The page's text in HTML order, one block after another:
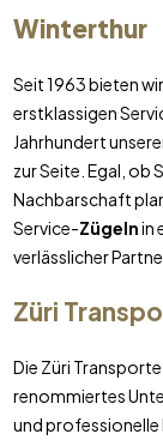
Winterthur
Seit 1963 bieten
erstklassigen
Jahrhundert
zur Seite. Egal, ob
Nachbarschaft
Service-Zügelnin
verlässlicher
Züri
Die Züri
renommiertes
und professionelle